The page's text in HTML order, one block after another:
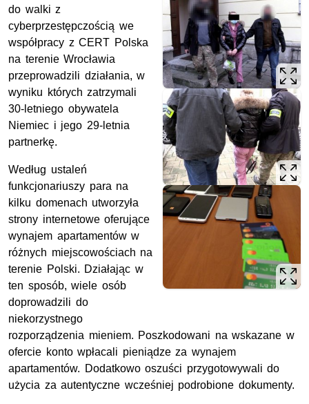
do walki z
cyberprzestępczością we
współpracy z CERT Polska
na terenie Wrocławia
przeprowadzili działania, w
wyniku których zatrzymali
30-letniego obywatela
Niemiec i jego 29-letnia
partnerkę.
Według ustaleń
funkcjonariuszy para na
kilku domenach utworzyła
strony internetowe oferujące
wynajem apartamentów w
różnych miejscowościach na
terenie Polski. Działając w
ten sposób, wiele osób
doprowadzili do
niekorzystnego
rozporządzenia mieniem. Poszkodowani na wskazane w
ofercie konto wpłacali pieniądze za wynajem
apartamentów. Dodatkowo oszuści przygotowywali do
użycia za autentyczne wcześniej podrobione dokumenty.